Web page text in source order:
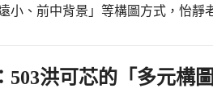
，也呈現了洪文鍊校長及小演員們精湛
長 編劇導演：詹怡靜老師 拍攝剪
、王慈靜、洪可芯、陳巧嫆。 出品：臺
小、前中背景」等構圖方式，怡靜
. 孩子們也實地到校園裡拍攝，有
攝影取材也更為多元，從校園的建
503洪可芯的「多元構